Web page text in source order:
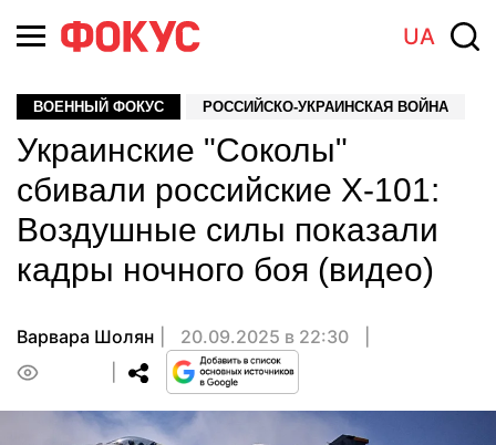
UA
ВОЕННЫЙ ФОКУС РОССИЙСКО-УКРАИНСКАЯ ВОЙНА
Украинские "Соколы"
сбивали российские Х-101:
Воздушные силы показали
кадры ночного боя (видео)
Варвара Шолян
20.09.2025 в 22:30